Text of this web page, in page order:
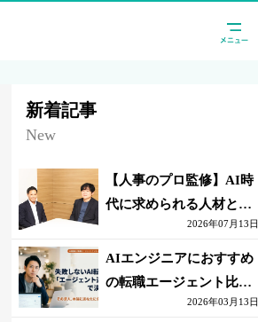
新着記事
New
【人事のプロ監修】AI時
代に求められる人材と
は？「代替されない人」
の条件
2026年07月13日
AIエンジニアにおすすめ
の転職エージェント比較
｜失敗しない選び方【採
2026年03月13日